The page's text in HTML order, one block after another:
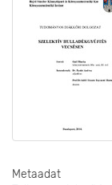
Metaadat